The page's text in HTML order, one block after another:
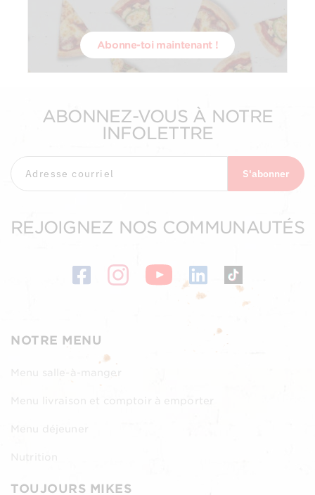
Abonne-toi maintenant !
NOTRE MENU
Menu salle-à-manger
Menu livraison et comptoir à emporter
TOUJOURS MIKES
ABONNEZ-VOUS À NOTRE
INFOLETTRE
S'abonner
REJOIGNEZ NOS COMMUNAUTÉS